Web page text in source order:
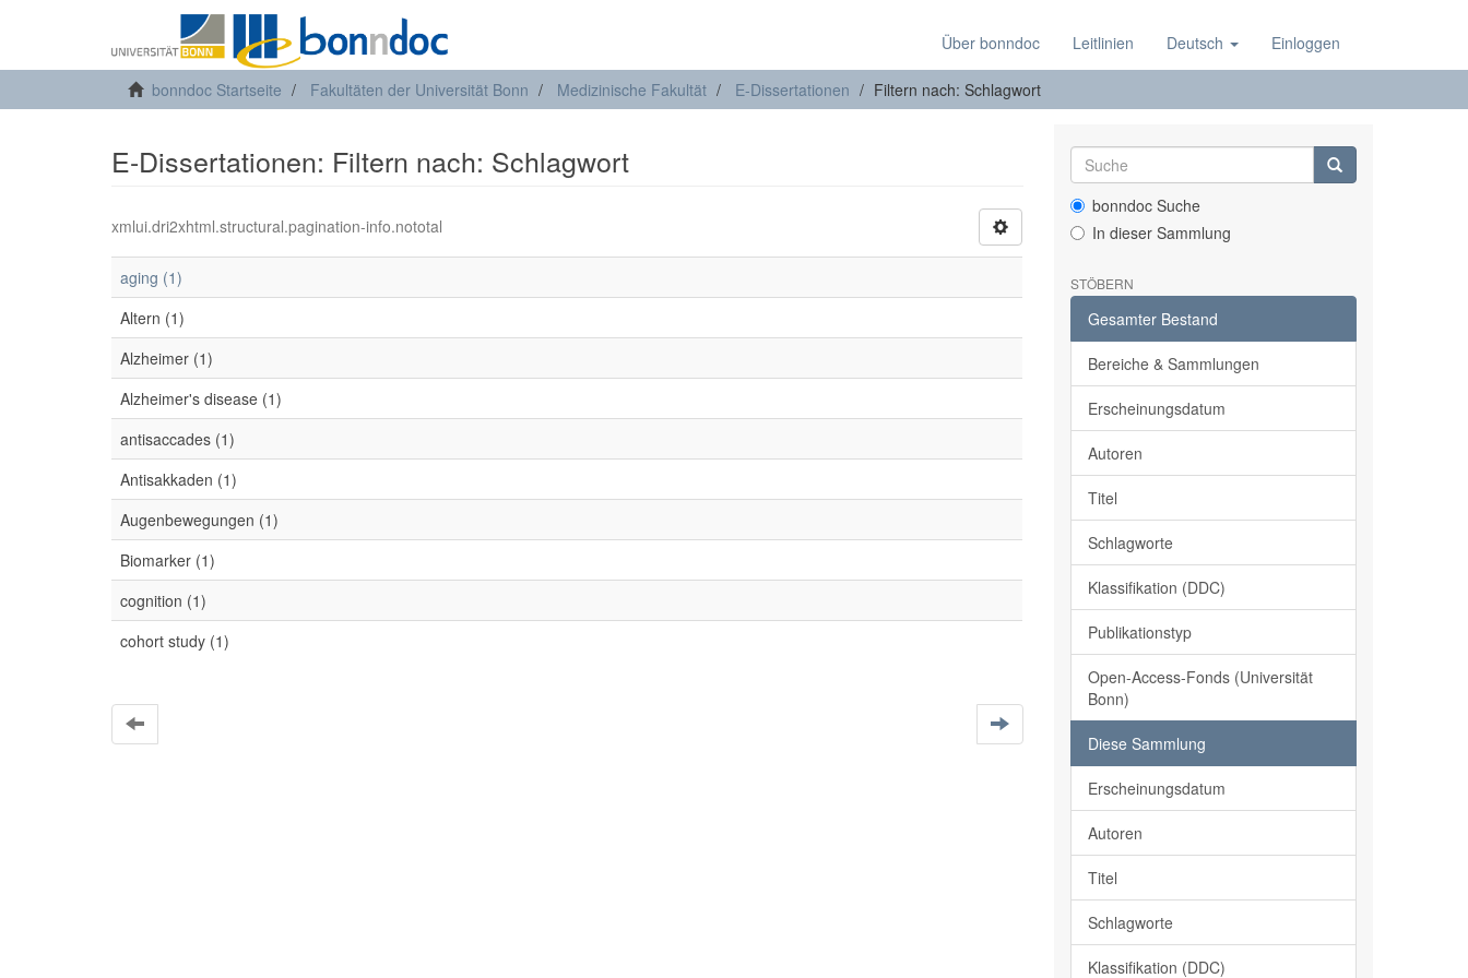
Über bonndoc Leitlinien Deutsch Einloggen
bonndoc Startseite Fakultäten der Universität Bonn Medizinische Fakultät E-Dissertationen Filtern nach: Schlagwort
E-Dissertationen: Filtern nach: Schlagwort
xmlui.dri2xhtml.structural.pagination-info.nototal
aging (1)
Altern (1)
Alzheimer (1)
Alzheimer's disease (1)
antisaccades (1)
Antisakkaden (1)
Augenbewegungen (1)
Biomarker (1)
cognition (1)
cohort study (1)
bonndoc Suche
In dieser Sammlung
STÖBERN
Gesamter Bestand
Bereiche & Sammlungen
Erscheinungsdatum
Autoren
Titel
Schlagworte
Klassifikation (DDC)
Publikationstyp
Open-Access-Fonds (Universität
Bonn)
Diese Sammlung
Erscheinungsdatum
Autoren
Titel
Schlagworte
Klassifikation (DDC)